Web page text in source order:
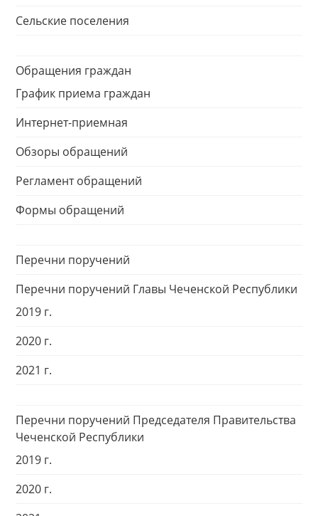
Сельские поселения
Обращения граждан
График приема граждан
Интернет-приемная
Обзоры обращений
Регламент обращений
Формы обращений
Перечни поручений
Перечни поручений Главы Чеченской Республики
2019 г.
2020 г.
2021 г.
Перечни поручений Председателя Правительства
Чеченской Республики
2019 г.
2020 г.